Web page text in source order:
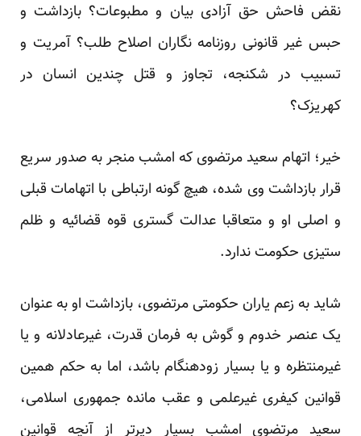
نقض فاحش حق آزادی بیان و مطبوعات؟ بازداشت و
حبس غیر قانونی روزنامه نگاران اصلاح طلب؟ آمریت و
تسبیب در شکنجه، تجاوز و قتل چندین انسان در
کهریزک؟
خیر؛ اتهام سعید مرتضوی که امشب منجر به صدور سریع
قرار بازداشت وی شده، هیچ گونه ارتباطی با اتهامات قبلی
و اصلی او و متعاقبا عدالت گستری قوه قضائیه و ظلم
ستیزی حکومت ندارد.
شاید به زعم یاران حکومتی مرتضوی، بازداشت او به عنوان
یک عنصر خدوم و گوش به فرمان قدرت، غیرعادلانه و یا
غیرمنتظره و یا بسیار زودهنگام باشد، اما به حکم همین
قوانین کیفری غیرعلمی و عقب مانده جمهوری اسلامی،
سعید مرتضوی امشب بسیار دیرتر از آنچه قوانین